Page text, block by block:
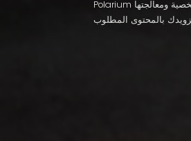
Polarium بتخزين معلوماتك الشخصية ومعالجتها